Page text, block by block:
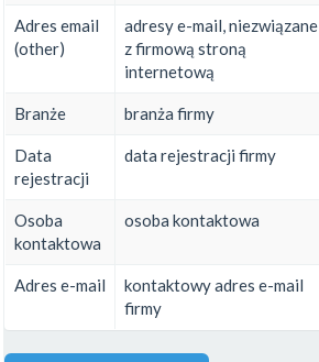
Adres email
(other)
adresy e-mail, niezwiązane
z firmową stroną
internetową
Branże branża firmy
Data
rejestracji
data rejestracji firmy
Osoba
kontaktowa
osoba kontaktowa
Adres e-mail
kontaktowy adres e-mail
firmy